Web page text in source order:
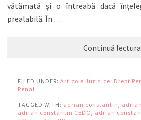
vătămată şi o întreabă dacă
prealabilă. În …
Continuă lectura
FILED UNDER: Articole Juridice, Drept
Penal
TAGGED WITH: adrian constantin,
adrian constantin CEDO, adrian